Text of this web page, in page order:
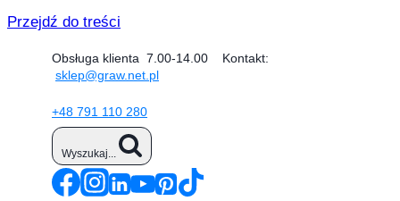
Przejdź do treści
Obsługa klienta 7.00-14.00 Kontakt:
sklep@graw.net.pl
+48 791 110 280
Wyszukaj...